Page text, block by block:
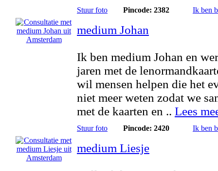
Stuur foto Pincode: 2382 Ik ben
medium Johan
Ik ben medium Johan en
jaren met de
wil mensen helpen die het
niet meer weten zodat we
met de kaarten en .. Lees
Stuur foto Pincode: 2420 Ik ben
medium Liesje